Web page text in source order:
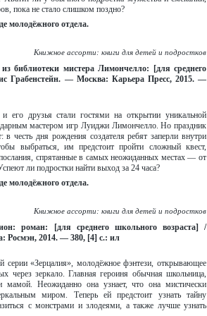
пока не стало слишком поздно?
молодёжного отдела.
Книжное ассорти: книги для детей и подростков
библиотеки мистера Лимончелло: [для среднего
Грабенстейн. — Москва: Карьера Пресс, 2015. —
и его друзья стали гостями на открытии уникальной
мастером игр Луиджи Лимончелло. Но праздник
честь дня рождения создателя ребят заперли внутри
выбраться, им предстоит пройти сложный квест,
спрятанные в самых неожиданных местах — от
ли подростки найти выход за 24 часа?
молодёжного отдела.
Книжное ассорти: книги для детей и подростков
роман: [для среднего школьного возраста] /
Росмэн, 2014. — 380, [4] с.: ил
серии «Зерцалия», молодёжное фэнтези, открывающее
через зеркало. Главная героиня обычная школьница,
мамой. Неожиданно она узнает, что она мистически
миром. Теперь ей предстоит узнать тайну
с монстрами и злодеями, а также лучше узнать